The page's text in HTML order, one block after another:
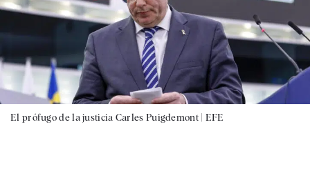
El prófugo de la justicia Carles Puigdemont | EFE